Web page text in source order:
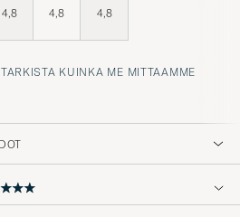
4,8 4,8 4,8
KUINKA ME MITTAAMME